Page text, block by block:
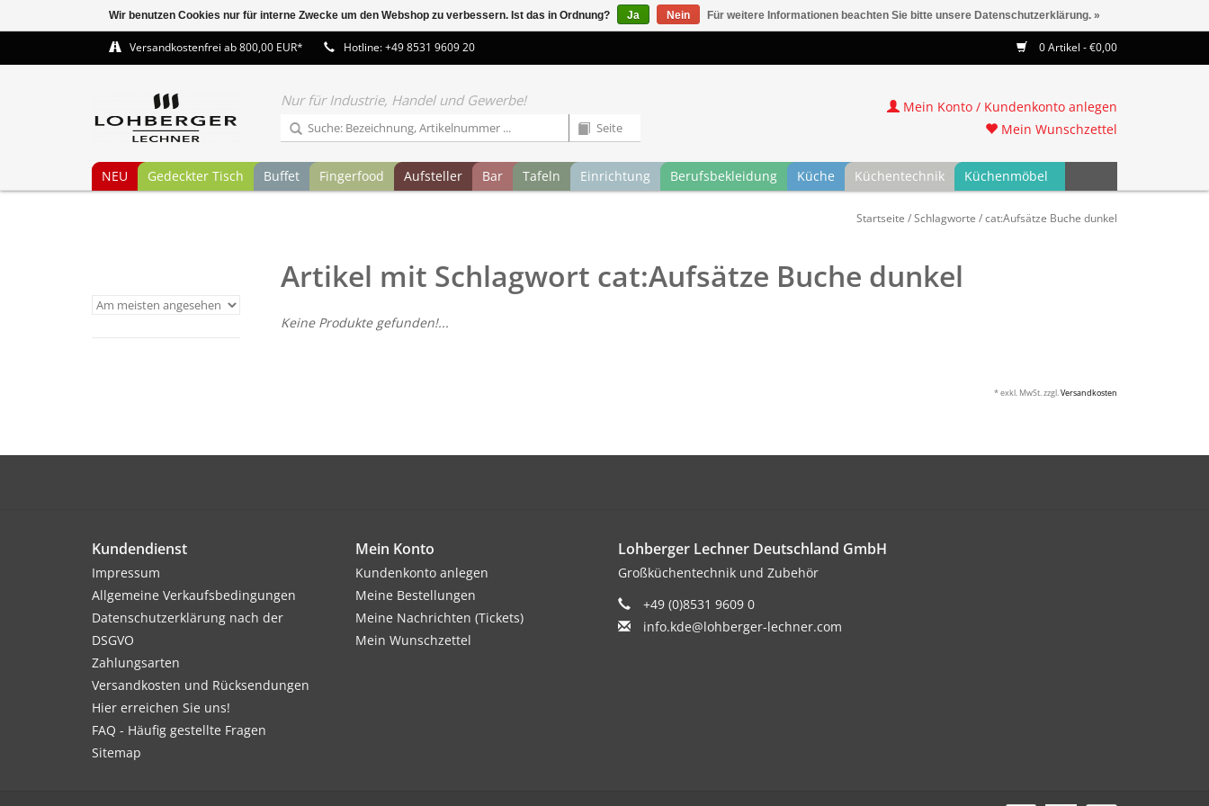
Versandkostenfrei ab 800,00 EUR* Hotline: +49 8531 9609 20 0 Artikel - €0,00
Nur für Industrie, Handel und Gewerbe!
NEU Gedeckter Tisch Buffet Fingerfood Aufsteller Bar Tafeln Einrichtung Berufsbekleidung Küche Küchentechnik Küchenmöbel
Mein Konto / Kundenkonto anlegen
Mein Wunschzettel
Startseite /Schlagworte /cat:Aufsätze Buche dunkel
Artikel mit Schlagwort cat:Aufsätze Buche dunkel
Keine Produkte gefunden!...
* exkl. MwSt. zzgl.Versandkosten
Kundendienst
Impressum
Allgemeine Verkaufsbedingungen
Datenschutzerklärung nach der
DSGVO
Zahlungsarten
Versandkosten und Rücksendungen
Hier erreichen Sie uns!
FAQ - Häufig gestellte Fragen
Sitemap
Mein Konto
Kundenkonto anlegen
Meine Bestellungen
Meine Nachrichten (Tickets)
Mein Wunschzettel
Lohberger Lechner Deutschland GmbH
Großküchentechnik und Zubehör
+49 (0)8531 9609 0
info.kde@lohberger-lechner.com
Wir benutzen Cookies nur für interne Zwecke um den Webshop zu verbessern. Ist das in Ordnung? Ja Nein Für weitere Informationen beachten Sie bitte unsere Datenschutzerklärung. »